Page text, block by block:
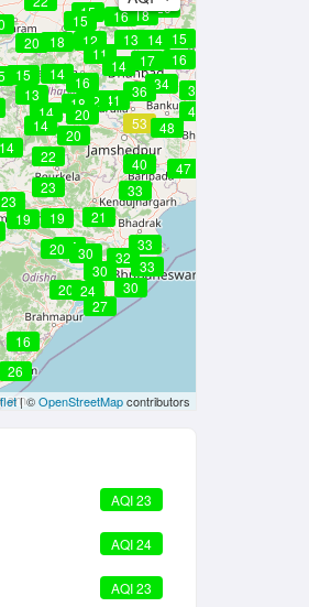
15
18
25
16
15
30
26
34
23
14
15
16
13
48
40
27
14
45
13
14 22
32
18
47
14
30
41
23
15
20
20
20
20
33
12
16
19
36
17
33
18
11
24
22
30
14
16
37
20
21
53
19
20
14
33
| ©OpenStreetMapcontributors
AQI 23
AQI 24
AQI 23